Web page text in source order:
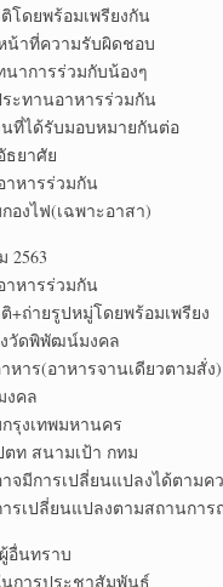
โดยพร้อมเพรียงกัน
น้าที่ความรับผิดชอบ
นาการร่วมกับน้องๆ
ระทานอาหารร่วมกัน
นที่ได้รับมอบหมายกันต่อ
ธยาศัย
าหารร่วมกัน
องไฟ(เฉพาะอาสา)
2563
าหารร่วมกัน
+ถ่ายรูปหมู่โดยพร้อมเพรียง
งวัดพิพัฒน์มงคล
หาร(อาหารจานเดียวตามสั่ง)
งคล
รุงเทพมหานคร
ตท สนามเป้า กทม
จมีการเปลี่ยนแปลงได้ตาม
รเปลี่ยนแปลงตามสถานกา
อื่นทราบ
นการประชาสัมพันธ์